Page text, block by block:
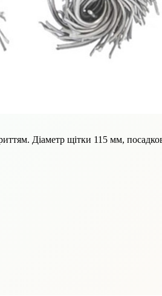
Діаметр щітки 115 мм,